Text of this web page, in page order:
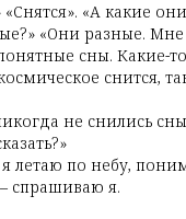
«Снятся». «А какие
«Они разные. Мне
сны. Какие-
снится,
не снились
я летаю по небу,
спрашиваю я.